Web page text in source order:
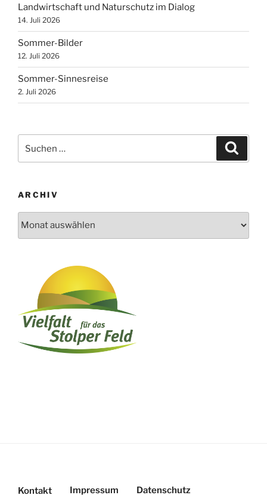
Landwirtschaft und Naturschutz im Dialog
14. Juli 2026
Sommer-Bilder
12. Juli 2026
Sommer-Sinnesreise
2. Juli 2026
nach:
ARCHIV
Kontakt Impressum Datenschutz